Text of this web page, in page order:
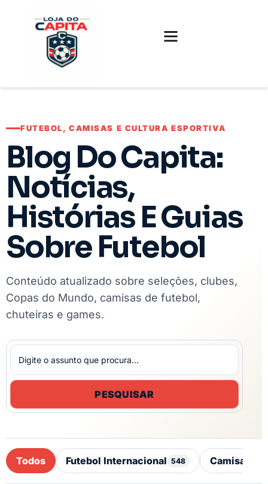
FUTEBOL, CAMISAS E CULTURA ESPORTIVA
Blog Do Capita:
Notícias,
Histórias E Guias
Sobre Futebol
Conteúdo atualizado sobre seleções, clubes,
Copas do Mundo, camisas de futebol,
chuteiras e games.
PESQUISAR
Todos Futebol Internacional 548 Camisas,